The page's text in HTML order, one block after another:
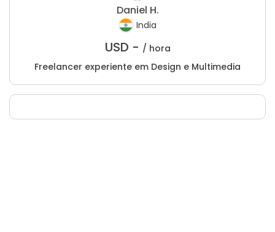
Daniel H.
India
USD - / hora
Freelancer experiente em Design e Multimedia